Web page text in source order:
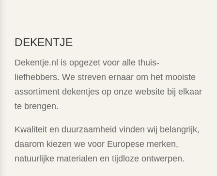
DEKENTJE
Dekentje.nl is opgezet voor alle thuis-
liefhebbers. We streven ernaar om het mooiste
assortiment dekentjes op onze website bij elkaar
te brengen.
Kwaliteit en duurzaamheid vinden wij belangrijk,
daarom kiezen we voor Europese merken,
natuurlijke materialen en tijdloze ontwerpen.